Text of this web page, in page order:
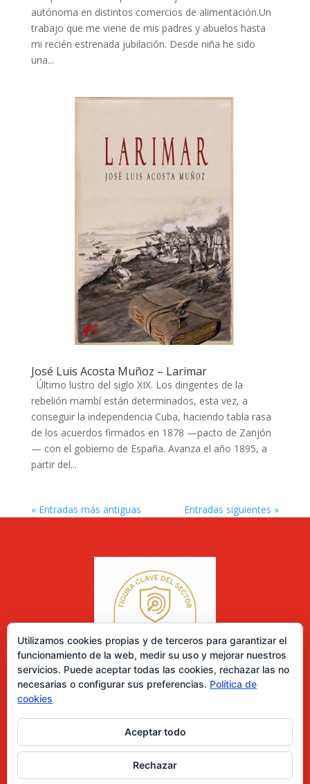
autónoma en distintos comercios de alimentación.Un
trabajo que me viene de mis padres y abuelos hasta
mi recién estrenada jubilación. Desde niña he sido
una...
José Luis Acosta Muñoz – Larimar
Último lustro del siglo XIX. Los dirigentes de la
rebelión mambí están determinados, esta vez, a
conseguir la independencia Cuba, haciendo tabla rasa
de los acuerdos firmados en 1878 —pacto de Zanjón
— con el gobierno de España. Avanza el año 1895, a
partir del...
« Entradas más antiguas Entradas siguientes »
0 elementos
Desarrollado por Diseñador web para empresas
Utilizamos cookies propias y de terceros para garantizar el
funcionamiento de la web, medir su uso y mejorar nuestros
servicios. Puede aceptar todas las cookies, rechazar las no
necesarias o configurar sus preferencias. Política de
cookies
Aceptar todo
Rechazar